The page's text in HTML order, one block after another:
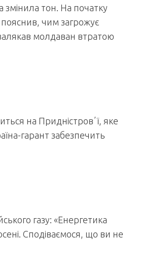
тон. На початку
чим загрожує
молдаван втратою
на Придністровʼї, яке
гарант забезпечить
газу: «Енергетика
Сподіваємося, що ви не